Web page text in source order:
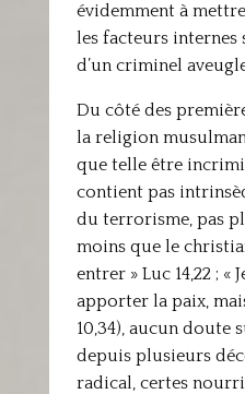
évidemment à
les facteurs internes
d’un criminel
Du côté des
la religion
que telle être
contient pas
du terrorisme, pas
moins que le
entrer » Luc 14,22 ; «
apporter la paix,
10,34), aucun doute
depuis plusieurs
radical, certes